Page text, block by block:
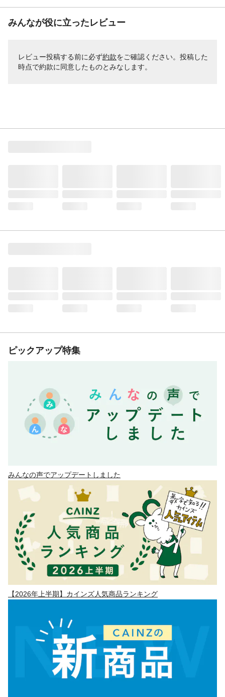
みんなが役に立ったレビュー
レビュー投稿する前に必ず約款をご確認ください。投稿した
時点で約款に同意したものとみなします。
ピックアップ特集
みんなの声でアップデートしました
【2026年上半期】カインズ人気商品ランキング